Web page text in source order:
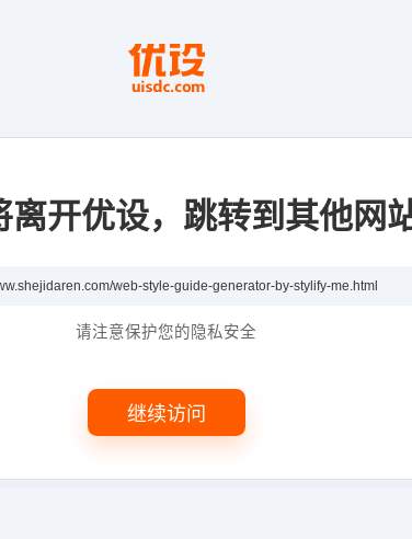
离开优设，跳转到其他网
请注意保护您的隐私安全
继续访问